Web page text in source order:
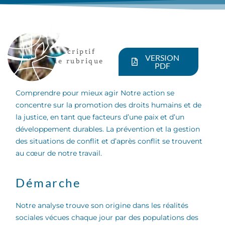
descriptif
de rubrique
VERSION
PDF
Comprendre pour mieux agir Notre action se
concentre sur la promotion des droits humains et de
la justice, en tant que facteurs d’une paix et d’un
développement durables. La prévention et la gestion
des situations de conflit et d’après conflit se trouvent
au cœur de notre travail.
Démarche
Notre analyse trouve son origine dans les réalités
sociales vécues chaque jour par des populations des